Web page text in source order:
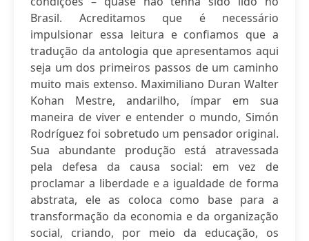
Brasil. Acreditamos que é necessário
impulsionar essa leitura e confiamos que a
tradução da antologia que apresentamos aqui
seja um dos primeiros passos de um caminho
muito mais extenso. Maximiliano Duran Walter
Kohan Mestre, andarilho, ímpar em sua
maneira de viver e entender o mundo, Simón
Rodríguez foi sobretudo um pensador original.
Sua abundante produção está atravessada
pela defesa da causa social: em vez de
proclamar a liberdade e a igualdade de forma
abstrata, ele as coloca como base para a
transformação da economia e da organização
social, criando, por meio da educação, os